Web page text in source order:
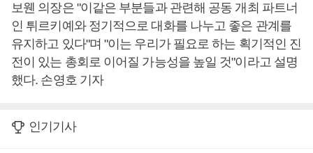
보웬 의장은 "이같은 부분들과 관련해 공동 개최 파트너
인 튀르키예와 정기적으로 대화를 나누고 좋은 관계를
유지하고 있다"며 "이는 우리가 필요로 하는 획기적인 진
전이 있는 총회로 이어질 가능성을 높일 것"이라고 설명
했다. 손영호 기자
인기기사